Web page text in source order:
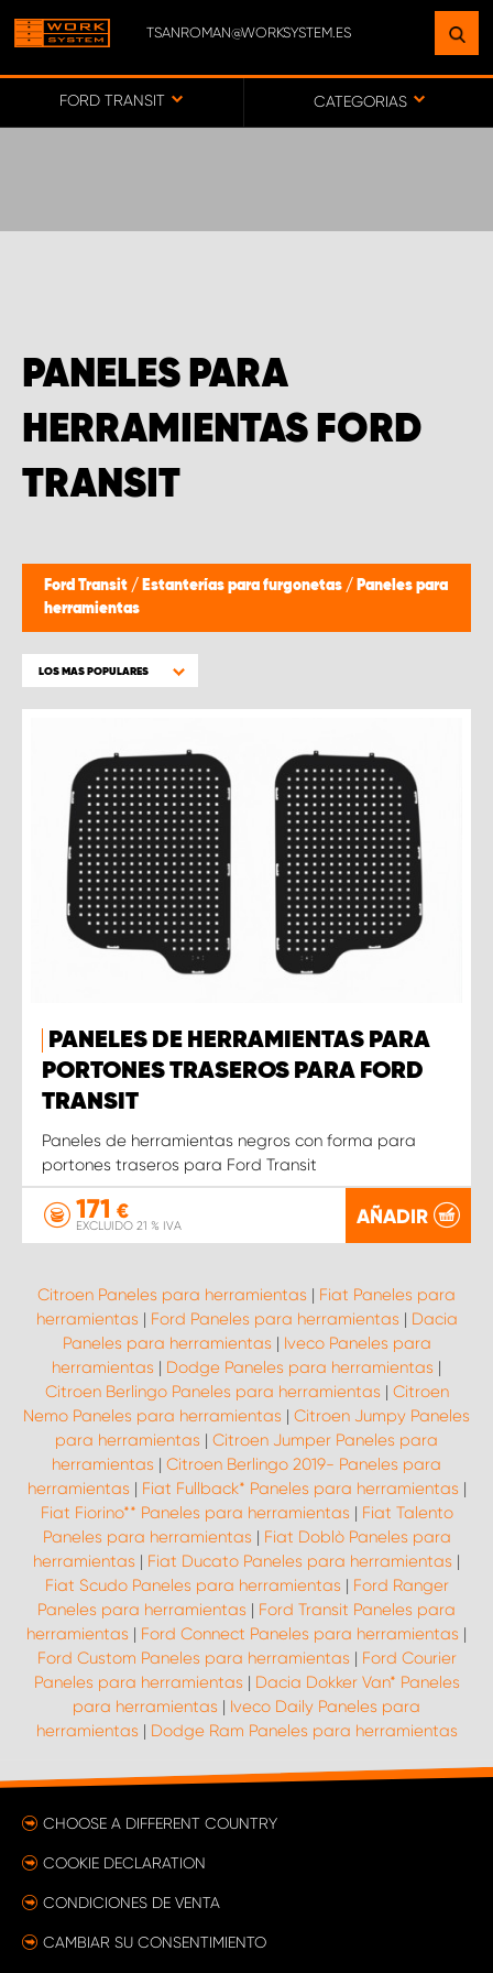
TSANROMAN@WORKSYSTEM.ES
FORD TRANSIT CATEGORIAS
PANELES PARA
HERRAMIENTAS FORD
TRANSIT
Ford Transit / Estanterías para furgonetas / Paneles para
herramientas
LOS MAS POPULARES
PANELES DE HERRAMIENTAS PARA
PORTONES TRASEROS PARA FORD
TRANSIT
Paneles de herramientas negros con forma para
portones traseros para Ford Transit
171 €
EXCLUIDO 21 % IVA AÑADIR
Citroen Paneles para herramientas | Fiat Paneles para
herramientas | Ford Paneles para herramientas | Dacia
Paneles para herramientas | Iveco Paneles para
herramientas | Dodge Paneles para herramientas |
Citroen Berlingo Paneles para herramientas | Citroen
Nemo Paneles para herramientas | Citroen Jumpy Paneles
para herramientas | Citroen Jumper Paneles para
herramientas | Citroen Berlingo 2019- Paneles para
herramientas | Fiat Fullback* Paneles para herramientas |
Fiat Fiorino** Paneles para herramientas | Fiat Talento
Paneles para herramientas | Fiat Doblò Paneles para
herramientas | Fiat Ducato Paneles para herramientas |
Fiat Scudo Paneles para herramientas | Ford Ranger
Paneles para herramientas | Ford Transit Paneles para
herramientas | Ford Connect Paneles para herramientas |
Ford Custom Paneles para herramientas | Ford Courier
Paneles para herramientas | Dacia Dokker Van* Paneles
para herramientas | Iveco Daily Paneles para
herramientas | Dodge Ram Paneles para herramientas
CHOOSE A DIFFERENT COUNTRY
COOKIE DECLARATION
CONDICIONES DE VENTA
CAMBIAR SU CONSENTIMIENTO
ENCUENTRE UNA INSTALACIÓN
CERCA DE USTED